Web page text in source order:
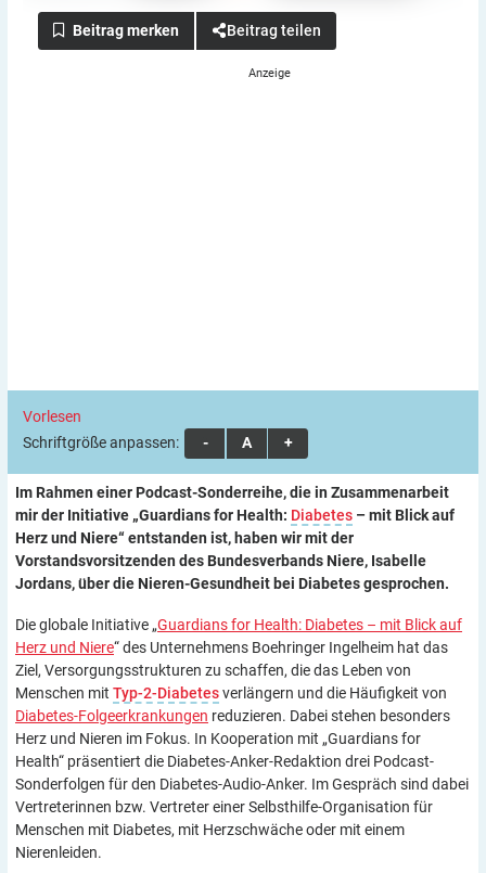
Beitrag teilen
Vorlesen
Schriftgröße anpassen:
A A A
Im Rahmen einer Podcast-Sonderreihe, die in Zusammenarbeit
mir der Initiative „Guardians for Health: Diabetes – mit Blick auf
Herz und Niere“ entstanden ist, haben wir mit der
Vorstandsvorsitzenden des Bundesverbands Niere, Isabelle
Jordans, über die Nieren-Gesundheit bei Diabetes gesprochen.
Die globale Initiative „Guardians for Health: Diabetes – mit Blick auf
Herz und Niere“ des Unternehmens Boehringer Ingelheim hat das
Ziel, Versorgungsstrukturen zu schaffen, die das Leben von
Menschen mit Typ-2-Diabetesverlängern und die Häufigkeit von
Diabetes-Folgeerkrankungen reduzieren. Dabei stehen besonders
Herz und Nieren im Fokus. In Kooperation mit „Guardians for
Health“ präsentiert die Diabetes-Anker-Redaktion drei Podcast-
Sonderfolgen für den Diabetes-Audio-Anker. Im Gespräch sind dabei
Vertreterinnen bzw. Vertreter einer Selbsthilfe-Organisation für
Menschen mit Diabetes, mit Herzschwäche oder mit einem
Nierenleiden.